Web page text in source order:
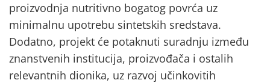
proizvodnja nutritivno bogatog povrća uz
minimalnu upotrebu sintetskih sredstava.
Dodatno, projekt će potaknuti suradnju između
znanstvenih institucija, proizvođača i ostalih
relevantnih dionika, uz razvoj učinkovitih